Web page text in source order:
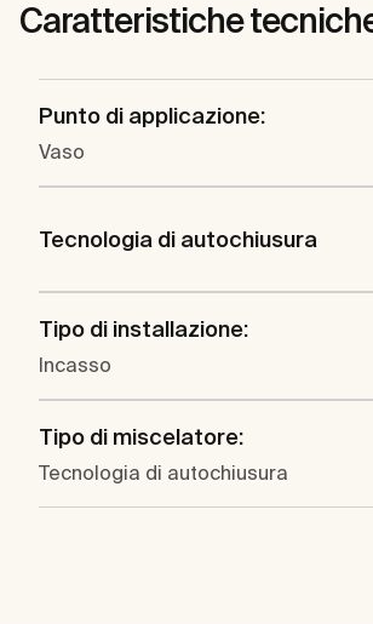
Caratteristiche
Punto di applicazione:
Vaso
Tecnologia di autochiusura
Tipo di installazione:
Incasso
Tipo di miscelatore:
Tecnologia di autochiusura